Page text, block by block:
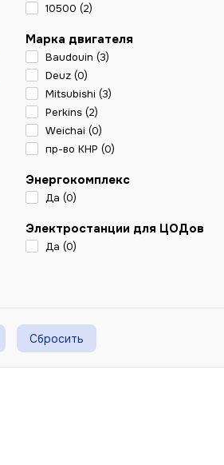
10500 (2)
Марка двигателя
Baudouin (3)
Deuz (0)
Mitsubishi (3)
Perkins (2)
Weichai (0)
пр-во КНР (0)
Энергокомплекс
Да (0)
Электростанции для ЦОДов
Да (0)
Сбросить